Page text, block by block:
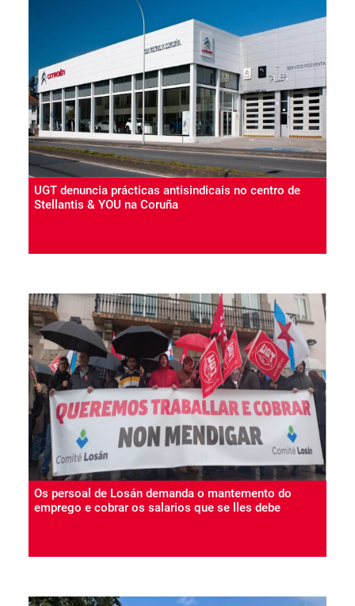
UGT denuncia prácticas antisindicais no centro de
Stellantis & YOU na Coruña
Os persoal de Losán demanda o mantemento do
emprego e cobrar os salarios que se lles debe